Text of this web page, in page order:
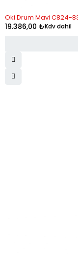
Oki Drum Mavi C824-
19.386,00 ₺Kdv dahil